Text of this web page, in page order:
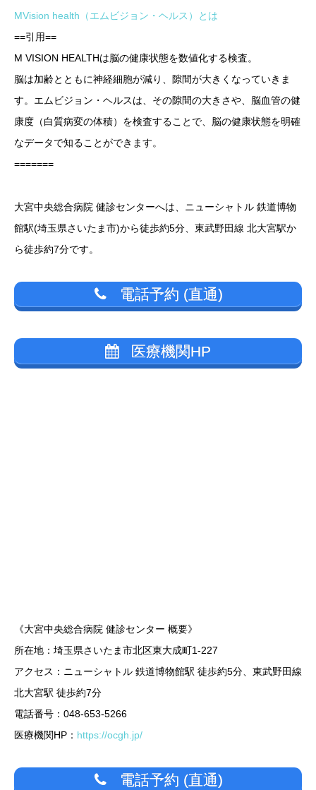
MVision health（エムビジョン・ヘルス）とは
==引用==
M VISION HEALTHは脳の健康状態を数値化する検査。
脳は加齢とともに神経細胞が減り、隙間が大きくなっていきま
す。エムビジョン・ヘルスは、その隙間の大きさや、脳血管の健
康度（白質病変の体積）を検査することで、脳の健康状態を明確
なデータで知ることができます。
=======
大宮中央総合病院 健診センターへは、ニューシャトル 鉄道博物
館駅(埼玉県さいたま市)から徒歩約5分、東武野田線 北大宮駅か
ら徒歩約7分です。
電話予約 (直通)
医療機関HP
《大宮中央総合病院 健診センター 概要》
所在地：埼玉県さいたま市北区東大成町1-227
アクセス：ニューシャトル 鉄道博物館駅 徒歩約5分、東武野田線
北大宮駅 徒歩約7分
電話番号：048-653-5266
医療機関HP： https://ocgh.jp/
電話予約 (直通)